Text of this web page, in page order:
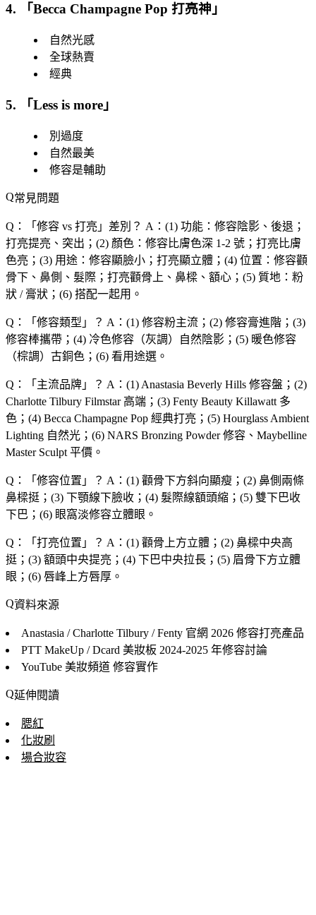
4. 「Becca Champagne Pop 打亮神 」
自然光感
全球熱賣
經典
5. 「Less is more 」
別過度
自然最美
修容是輔助
常見問題
Q：「 修容 vs 打亮 」差別？ A：(1) 功能：修容陰影、後退；
打亮提亮、突出；(2) 顏色：修容比膚色深 1-2 號；打亮比膚
色亮；(3) 用途：修容顯臉小；打亮顯立體；(4) 位置：修容顴
骨下、鼻側、髮際；打亮顴骨上、鼻樑、額心；(5) 質地：粉
狀 / 膏狀；(6) 搭配一起用。
Q：「 修容類型 」？ A：(1) 修容粉主流；(2) 修容膏進階；(3)
修容棒攜帶；(4) 冷色修容（灰調）自然陰影；(5) 暖色修容
（棕調）古銅色；(6) 看用途選。
Q：「 主流品牌 」？ A：(1) Anastasia Beverly Hills 修容盤；(2)
Charlotte Tilbury Filmstar 高端；(3) Fenty Beauty Killawatt 多
色；(4) Becca Champagne Pop 經典打亮；(5) Hourglass Ambient
Lighting 自然光；(6) NARS Bronzing Powder 修容、Maybelline
Master Sculpt 平價。
Q：「 修容位置 」？ A：(1) 顴骨下方斜向顯瘦；(2) 鼻側兩條
鼻樑挺；(3) 下顎線下臉收；(4) 髮際線額頭縮；(5) 雙下巴收
下巴；(6) 眼窩淡修容立體眼。
Q：「 打亮位置 」？ A：(1) 顴骨上方立體；(2) 鼻樑中央高
挺；(3) 額頭中央提亮；(4) 下巴中央拉長；(5) 眉骨下方立體
眼；(6) 唇峰上方唇厚。
資料來源
Anastasia / Charlotte Tilbury / Fenty 官網 2026 修容打亮產品
PTT MakeUp / Dcard 美妝板 2024-2025 年修容討論
YouTube 美妝頻道 修容實作
延伸閱讀
腮紅
化妝刷
場合妝容